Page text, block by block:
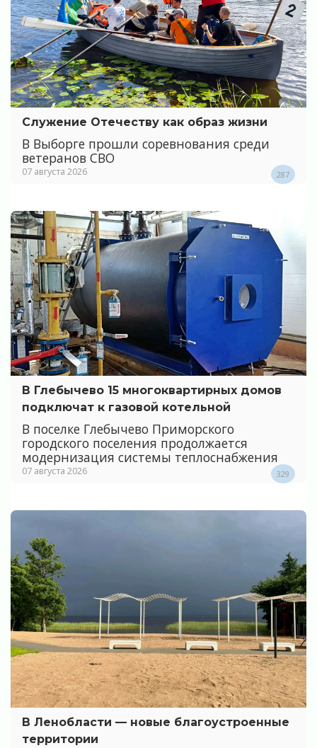
Служение Отечеству как образ жизни
В Выборге прошли соревнования среди
ветеранов СВО
07 августа 2026 287
В Глебычево 15 многоквартирных домов
подключат к газовой котельной
В поселке Глебычево Приморского
городского поселения продолжается
модернизация системы теплоснабжения
07 августа 2026 329
В Ленобласти — новые благоустроенные
территории